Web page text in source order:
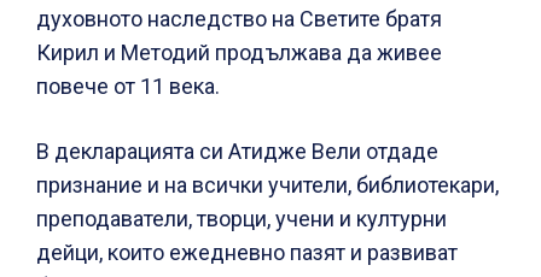
духовното наследство на Светите братя
Кирил и Методий продължава да живее
повече от 11 века.
В декларацията си Атидже Вели отдаде
признание и на всички учители, библиотекари,
преподаватели, творци, учени и културни
дейци, които ежедневно пазят и развиват